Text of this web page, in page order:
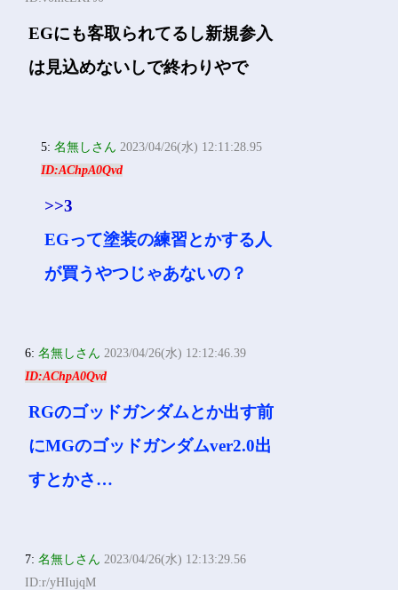
EGにも客取られてるし新規参入
は見込めないしで終わりやで
5:名無しさん 2023/04/26(水) 12:11:28.95
ID:AChpA0Qvd
>>3
EGって塗装の練習とかする人
が買うやつじゃあないの？
6:名無しさん 2023/04/26(水) 12:12:46.39
ID:AChpA0Qvd
RGのゴッドガンダムとか出す前
にMGのゴッドガンダムver2.0出
すとかさ…
7:名無しさん 2023/04/26(水) 12:13:29.56
ID:r/yHIujqM